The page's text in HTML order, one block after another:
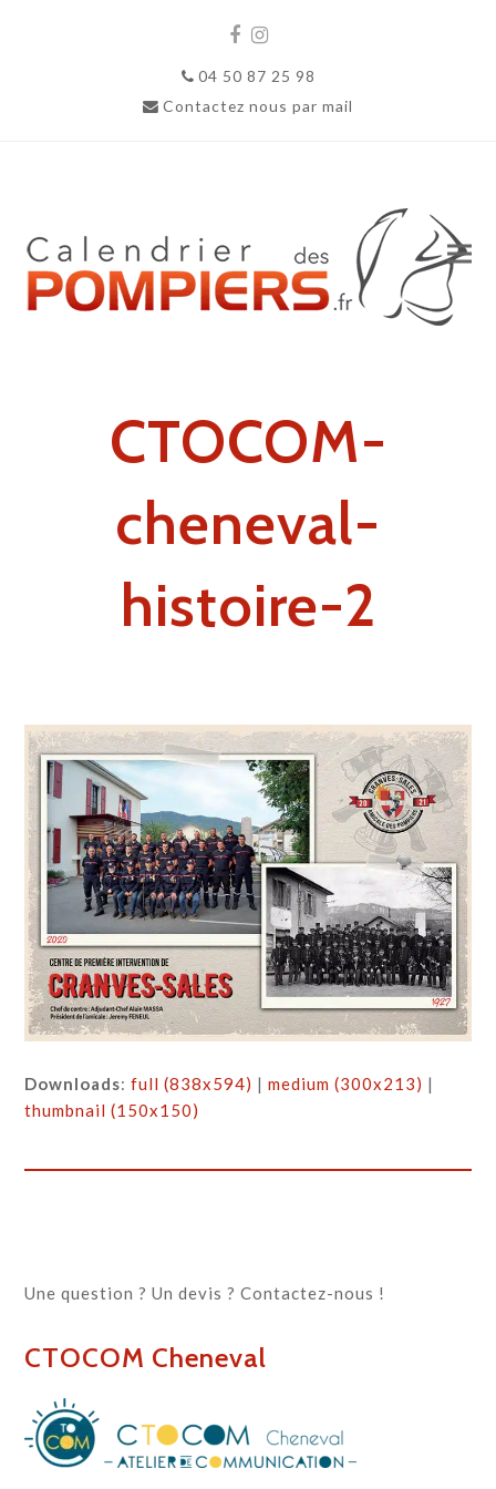
Facebook
Instagram
04 50 87 25 98
Contactez nous par mail
CTOCOM-
cheneval-
histoire-2
Downloads:full (838x594) |medium (300x213) |
thumbnail (150x150)
Une question ? Un devis ? Contactez-nous !
CTOCOM Cheneval